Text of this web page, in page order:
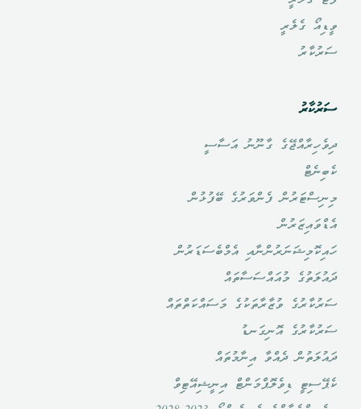
ވީޑިއޯ ގެލެރީ
ސަރުކާރު
ސަރުކާރު
ދިވެހިރާއްޖޭގެ ގާނޫނު އަސާސީ
ކެބިނެޓް
މިނިސްޓަރުން ފެންވަރުގެ ބޭފުޅުން
އެޑްވައިޒަރުން
ހައިކޮމިޝަނަރުންނާއި އެމްބެސަޑަރުން
ދައުލަތުގެ މުއައްސަސާތައް
ސަރުކާރުގެ ވުޒާރާތަކުގެ މަސައްކަތްތައް
ސަރުކާރުގެ އޮނިގަނޑު
ދައުލަތުން ދެއްވާ އިނާމުތައް
ކެޕޭސިޓީ ޑިވެލޮޕްމަންޓް އިނީޝިއޭޓިވް